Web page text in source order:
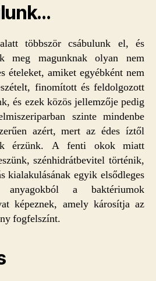
többször csábulunk el, és
meg magunknak olyan nem
ételeket, amiket egyébként nem
finomított és feldolgozott
és ezek közös jellemzője pedig
szinte mindenbe
azért, mert az édes íztől
érzünk. A fenti okok miatt
szénhidrátbevitel történik,
kialakulásának egyik elsődleges
a baktériumok
képeznek, amely károsítja az
fogfelszínt.